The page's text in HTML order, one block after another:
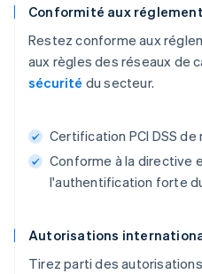
Conformité aux
Restez conforme aux
aux règles des réseaux de
sécurité du secteur.
Certification PCI DSS de
Conforme à la directive
l'authentification forte
Autorisations
Tirez parti des